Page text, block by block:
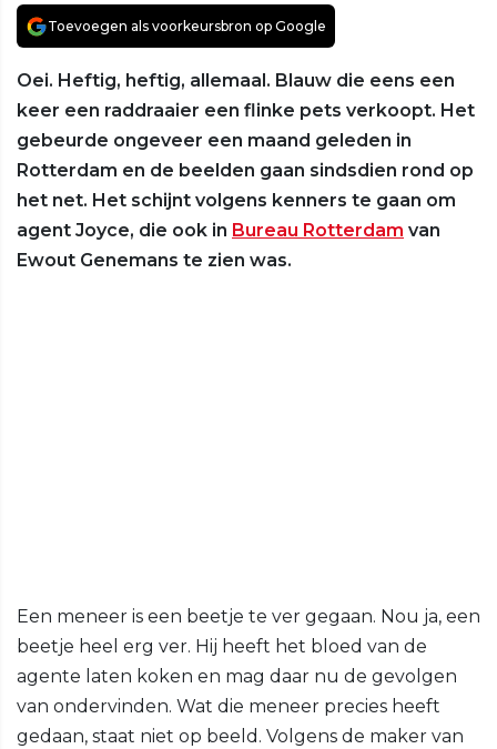
Toevoegen als voorkeursbron op Google
Oei. Heftig, heftig, allemaal. Blauw die eens een
keer een raddraaier een flinke pets verkoopt. Het
gebeurde ongeveer een maand geleden in
Rotterdam en de beelden gaan sindsdien rond op
het net. Het schijnt volgens kenners te gaan om
agent Joyce, die ook in Bureau Rotterdam van
Ewout Genemans te zien was.
Een meneer is een beetje te ver gegaan. Nou ja, een
beetje heel erg ver. Hij heeft het bloed van de
agente laten koken en mag daar nu de gevolgen
van ondervinden. Wat die meneer precies heeft
gedaan, staat niet op beeld. Volgens de maker van